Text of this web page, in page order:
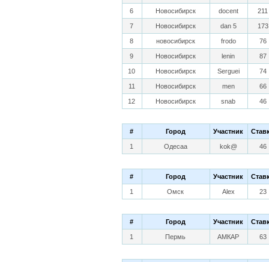
6 Новосибирск docent 211
7 Новосибирск dan 5 173
8 новосибирск frodo 76
9 Новосибирск lenin 87
10 Новосибирск Serguei 74
11 Новосибирск men 66
12 Новосибирск snab 46
# Город Участник
1 Одесаа kok@ 46
# Город Участник
1 Омск Alex 23
# Город Участник
1 Пермь АМКАР 63